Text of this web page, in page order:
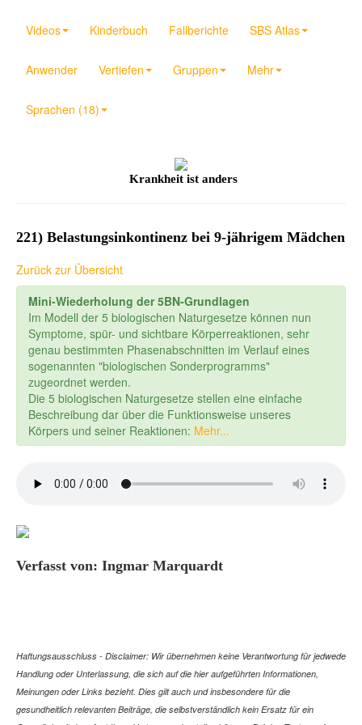
Videos Kinderbuch Fallberichte SBS Atlas
Anwender Vertiefen Gruppen Mehr
Sprachen (18)
Krankheit ist anders
221) Belastungsinkontinenz bei 9-jährigem Mädchen
Zurück zur Übersicht
Mini-Wiederholung der 5BN-Grundlagen
Im Modell der 5 biologischen Naturgesetze können nun
Symptome, spür- und sichtbare Körperreaktionen, sehr
genau bestimmten Phasenabschnitten im Verlauf eines
sogenannten "biologischen Sonderprogramms"
zugeordnet werden.
Die 5 biologischen Naturgesetze stellen eine einfache
Beschreibung dar über die Funktionsweise unseres
Körpers und seiner Reaktionen: Mehr...
Verfasst von: Ingmar Marquardt
Haftungsausschluss - Disclaimer: Wir übernehmen keine Verantwortung für jedwede
Handlung oder Unterlassung, die sich auf die hier aufgeführten Informationen,
Meinungen oder Links bezieht. Dies gilt auch und insbesondere für die
gesundheitlich relevanten Beiträge, die selbstverständlich kein Ersatz für ein